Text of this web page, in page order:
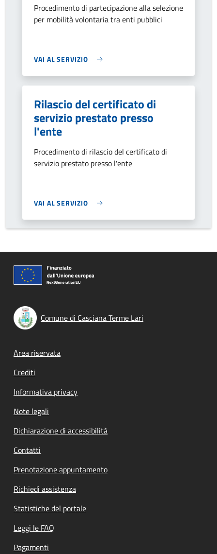
Procedimento di partecipazione alla selezione
per mobilità volontaria tra enti pubblici
VAI AL SERVIZIO
Rilascio del certificato di
servizio prestato presso
l'ente
Procedimento di rilascio del certificato di
servizio prestato presso l'ente
VAI AL SERVIZIO
Comune di Casciana Terme Lari
Footer menu
Area riservata
Crediti
Informativa privacy
Note legali
Dichiarazione di accessibilità
Contatti
Prenotazione appuntamento
Richiedi assistenza
Statistiche del portale
Leggi le FAQ
Pagamenti